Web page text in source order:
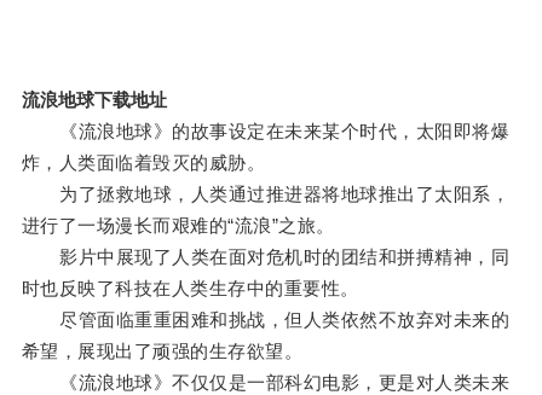
流浪地球下载地址
《流浪地球》的故事设定在未来某个时代，太阳即将爆
炸，人类面临着毁灭的威胁。
为了拯救地球，人类通过推进器将地球推出了太阳系，
进行了一场漫长而艰难的“流浪”之旅。
影片中展现了人类在面对危机时的团结和拼搏精神，同
时也反映了科技在人类生存中的重要性。
尽管面临重重困难和挑战，但人类依然不放弃对未来的
希望，展现出了顽强的生存欲望。
《流浪地球》不仅仅是一部科幻电影，更是对人类未来